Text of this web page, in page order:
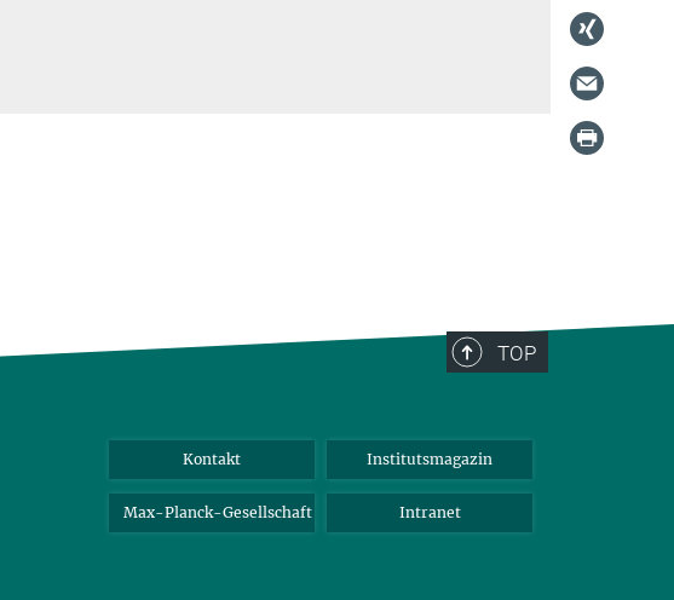
TOP
Kontakt Institutsmagazin
Max-Planck-Gesellschaft Intranet